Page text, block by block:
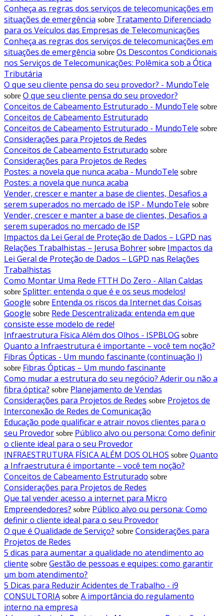
Conheça as regras dos serviços de telecomunicações em
situações de emergência sobre Tratamento Diferenciado
para os Veículos das Empresas de Telecomunicações
Conheça as regras dos serviços de telecomunicações em
situações de emergência sobre Os Descontos Condicionais
nos Serviços de Telecomunicações: Polêmica sob a Ótica
Tributária
O que seu cliente pensa do seu provedor? - MundoTele
sobre O que seu cliente pensa do seu provedor?
Conceitos de Cabeamento Estruturado - MundoTele sobre
Conceitos de Cabeamento Estruturado
Conceitos de Cabeamento Estruturado - MundoTele sobre
Considerações para Projetos de Redes
Conceitos de Cabeamento Estruturado sobre
Considerações para Projetos de Redes
Postes: a novela que nunca acaba - MundoTele sobre
Postes: a novela que nunca acaba
Vender, crescer e manter a base de clientes, Desafios a
serem superados no mercado de ISP - MundoTele sobre
Vender, crescer e manter a base de clientes, Desafios a
serem superados no mercado de ISP
Impactos da Lei Geral de Proteção de Dados – LGPD nas
Relações Trabalhistas – Jerusa Bohrer sobre Impactos da
Lei Geral de Proteção de Dados – LGPD nas Relações
Trabalhistas
Como Montar Uma Rede FTTH Do Zero - Allan Caldas
sobre Splitter: entenda o que é e os seus modelos!
Google sobre Entenda os riscos da Internet das Coisas
Google sobre Rede Descentralizada: entenda em que
consiste esse modelo de rede!
Infraestrutura Física Além dos Olhos - ISPBLOG sobre
Quanto a Infraestrutura é importante – você tem noção?
Fibras Ópticas - Um mundo fascinante (continuação I)
sobre Fibras Ópticas – Um mundo fascinante
Como mudar a estrutura do seu negócio? Aderir ou não a
fibra óptica? sobre Planejamento de Vendas
Considerações para Projetos de Redes sobre Projetos de
Interconexão de Redes de Comunicação
Educação pode qualificar e atrair novos clientes para o
seu Provedor sobre Público alvo ou persona: Como definir
o cliente ideal para o seu Provedor
INFRAESTRUTURA FÍSICA ALÉM DOS OLHOS sobre Quanto
a Infraestrutura é importante – você tem noção?
Conceitos de Cabeamento Estruturado sobre
Considerações para Projetos de Redes
Que tal vender acesso a internet para Micro
Empreendedores? sobre Público alvo ou persona: Como
definir o cliente ideal para o seu Provedor
O que é Qualidade de Serviço? sobre Considerações para
Projetos de Redes
5 dicas para aumentar a qualidade no atendimento ao
cliente sobre Gestão de pessoas e equipes: como garantir
um bom atendimento?
5 Dicas para Reduzir Acidentes de Trabalho - i9
CONSULTORIA sobre A importância do regulamento
interno na empresa